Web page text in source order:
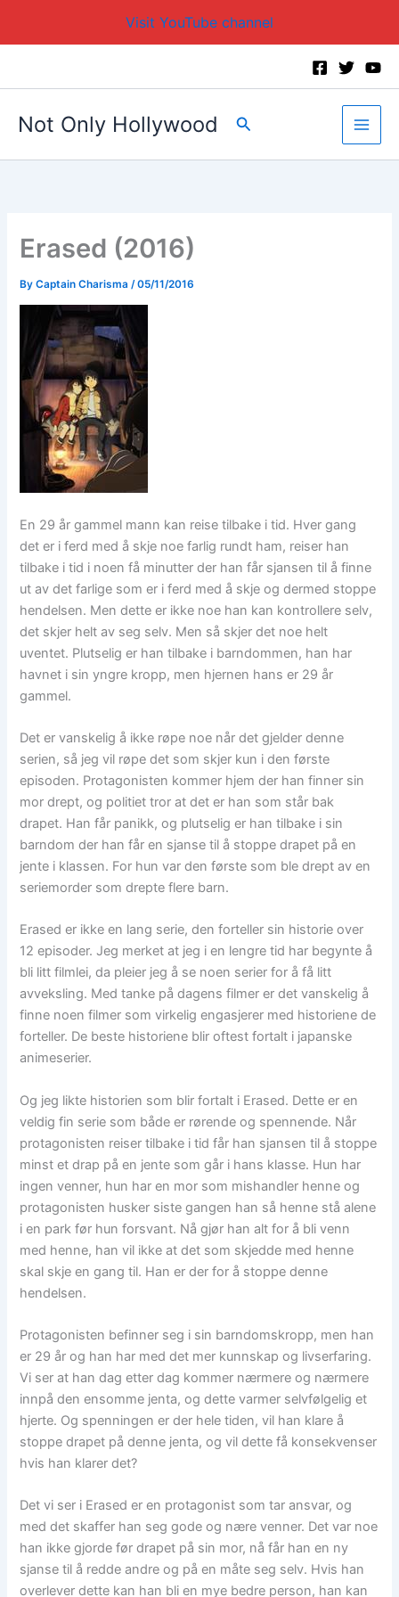
Visit YouTube channel
Not Only Hollywood Search
Erased (2016)
ByCaptain Charisma /05/11/2016
En 29 år gammel mann kan reise tilbake i tid. Hver gang
det er i ferd med å skje noe farlig rundt ham, reiser han
tilbake i tid i noen få minutter der han får sjansen til å finne
ut av det farlige som er i ferd med å skje og dermed stoppe
hendelsen. Men dette er ikke noe han kan kontrollere selv,
det skjer helt av seg selv. Men så skjer det noe helt
uventet. Plutselig er han tilbake i barndommen, han har
havnet i sin yngre kropp, men hjernen hans er 29 år
gammel.
Det er vanskelig å ikke røpe noe når det gjelder denne
serien, så jeg vil røpe det som skjer kun i den første
episoden. Protagonisten kommer hjem der han finner sin
mor drept, og politiet tror at det er han som står bak
drapet. Han får panikk, og plutselig er han tilbake i sin
barndom der han får en sjanse til å stoppe drapet på en
jente i klassen. For hun var den første som ble drept av en
seriemorder som drepte flere barn.
Erased er ikke en lang serie, den forteller sin historie over
12 episoder. Jeg merket at jeg i en lengre tid har begynte å
bli litt filmlei, da pleier jeg å se noen serier for å få litt
avveksling. Med tanke på dagens filmer er det vanskelig å
finne noen filmer som virkelig engasjerer med historiene de
forteller. De beste historiene blir oftest fortalt i japanske
animeserier.
Og jeg likte historien som blir fortalt i Erased. Dette er en
veldig fin serie som både er rørende og spennende. Når
protagonisten reiser tilbake i tid får han sjansen til å stoppe
minst et drap på en jente som går i hans klasse. Hun har
ingen venner, hun har en mor som mishandler henne og
protagonisten husker siste gangen han så henne stå alene
i en park før hun forsvant. Nå gjør han alt for å bli venn
med henne, han vil ikke at det som skjedde med henne
skal skje en gang til. Han er der for å stoppe denne
hendelsen.
Protagonisten befinner seg i sin barndomskropp, men han
er 29 år og han har med det mer kunnskap og livserfaring.
Vi ser at han dag etter dag kommer nærmere og nærmere
innpå den ensomme jenta, og dette varmer selvfølgelig et
hjerte. Og spenningen er der hele tiden, vil han klare å
stoppe drapet på denne jenta, og vil dette få konsekvenser
hvis han klarer det?
Det vi ser i Erased er en protagonist som tar ansvar, og
med det skaffer han seg gode og nære venner. Det var noe
han ikke gjorde før drapet på sin mor, nå får han en ny
sjanse til å redde andre og på en måte seg selv. Hvis han
overlever dette kan han bli en mye bedre person, han kan